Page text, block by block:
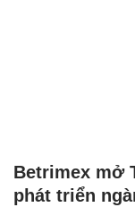
Betrimex mở
phát triển